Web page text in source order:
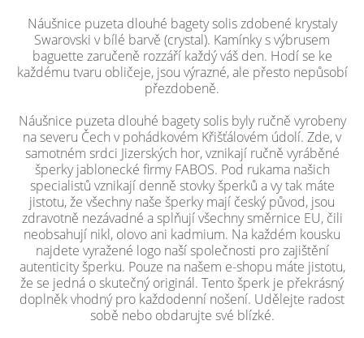
Náušnice puzeta dlouhé bagety solis zdobené krystaly
Swarovski v bílé barvě (crystal). Kamínky s výbrusem
baguette zaručeně rozzáří každý váš den. Hodí se ke
každému tvaru obličeje, jsou výrazné, ale přesto nepůsobí
přezdobeně.
Náušnice puzeta dlouhé bagety solis byly ručně vyrobeny
na severu Čech v pohádkovém Křišťálovém údolí. Zde, v
samotném srdci Jizerských hor, vznikají ručně vyráběné
šperky jablonecké firmy FABOS. Pod rukama našich
specialistů vznikají denně stovky šperků a vy tak máte
jistotu, že všechny naše šperky mají český původ, jsou
zdravotně nezávadné a splňují všechny směrnice EU, čili
neobsahují nikl, olovo ani kadmium. Na každém kousku
najdete vyražené logo naší společnosti pro zajištění
autenticity šperku. Pouze na našem e-shopu máte jistotu,
že se jedná o skutečný originál. Tento šperk je překrásný
doplněk vhodný pro každodenní nošení. Udělejte radost
sobě nebo obdarujte své blízké.